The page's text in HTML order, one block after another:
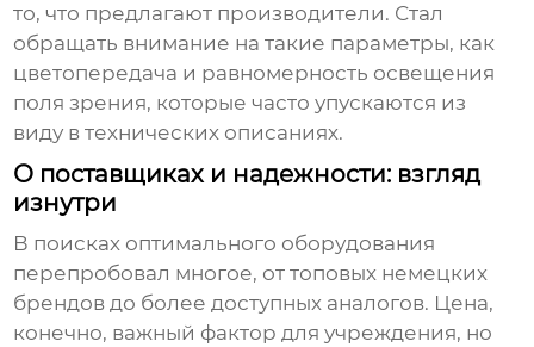
то, что предлагают производители. Стал
обращать внимание на такие параметры, как
цветопередача и равномерность освещения
поля зрения, которые часто упускаются из
виду в технических описаниях.
О поставщиках и надежности: взгляд
изнутри
В поисках оптимального оборудования
перепробовал многое, от топовых немецких
брендов до более доступных аналогов. Цена,
конечно, важный фактор для учреждения, но